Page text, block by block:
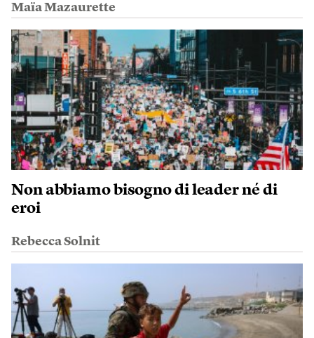
Maïa Mazaurette
Non abbiamo bisogno di leader né di
eroi
Rebecca Solnit